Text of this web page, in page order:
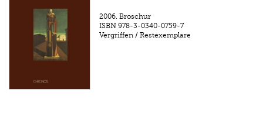
2006. Broschur
ISBN 978-3-0340-0759-7
Vergriffen / Restexemplare